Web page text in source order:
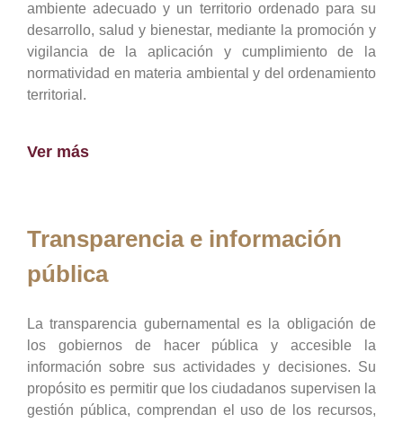
ambiente adecuado y un territorio ordenado para su
desarrollo, salud y bienestar, mediante la promoción y
vigilancia de la aplicación y cumplimiento de la
normatividad en materia ambiental y del ordenamiento
territorial.
Ver más
Transparencia e información
pública
La transparencia gubernamental es la obligación de
los gobiernos de hacer pública y accesible la
información sobre sus actividades y decisiones. Su
propósito es permitir que los ciudadanos supervisen la
gestión pública, comprendan el uso de los recursos,